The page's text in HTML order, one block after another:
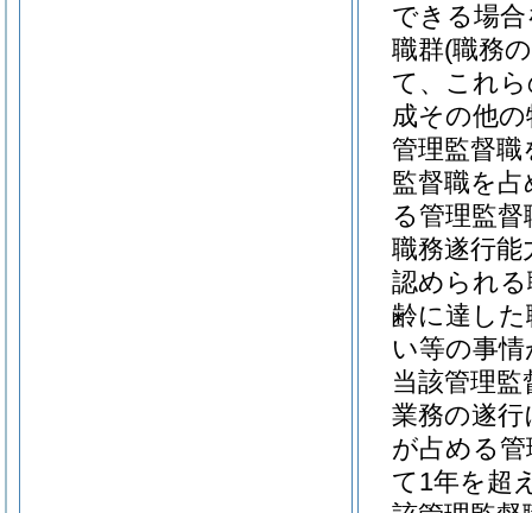
できる場
職群(職務
て、これ
成その他
管理監督
監督職を
る管理監
職務遂行
認められる
齢に達し
い等の事
当該管理
業務の遂
が占める
て1年を超